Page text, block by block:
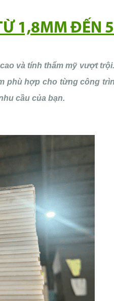
1,8MM ĐẾN
và tính thẩm mỹ vượt
phù hợp cho từng công
cầu của bạn.